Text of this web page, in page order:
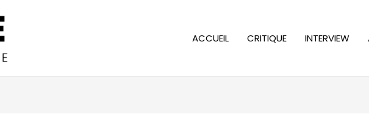
ACCUEIL CRITIQUE INTERVIEW